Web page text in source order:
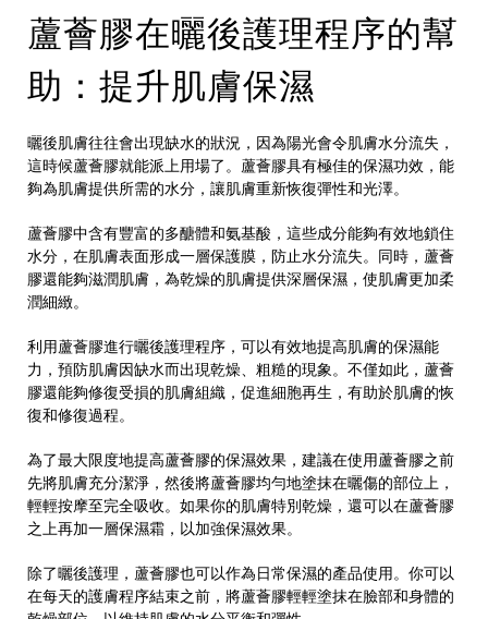
蘆薈膠在曬後護理程序的幫
助：提升肌膚保濕
曬後肌膚往往會出現缺水的狀況，因為陽光會令肌膚水分流失，
這時候蘆薈膠就能派上用場了。蘆薈膠具有極佳的保濕功效，能
夠為肌膚提供所需的水分，讓肌膚重新恢復彈性和光澤。
蘆薈膠中含有豐富的多醣體和氨基酸，這些成分能夠有效地鎖住
水分，在肌膚表面形成一層保護膜，防止水分流失。同時，蘆薈
膠還能夠滋潤肌膚，為乾燥的肌膚提供深層保濕，使肌膚更加柔
潤細緻。
利用蘆薈膠進行曬後護理程序，可以有效地提高肌膚的保濕能
力，預防肌膚因缺水而出現乾燥、粗糙的現象。不僅如此，蘆薈
膠還能夠修復受損的肌膚組織，促進細胞再生，有助於肌膚的恢
復和修復過程。
為了最大限度地提高蘆薈膠的保濕效果，建議在使用蘆薈膠之前
先將肌膚充分潔淨，然後將蘆薈膠均勻地塗抹在曬傷的部位上，
輕輕按摩至完全吸收。如果你的肌膚特別乾燥，還可以在蘆薈膠
之上再加一層保濕霜，以加強保濕效果。
除了曬後護理，蘆薈膠也可以作為日常保濕的產品使用。你可以
在每天的護膚程序結束之前，將蘆薈膠輕輕塗抹在臉部和身體的